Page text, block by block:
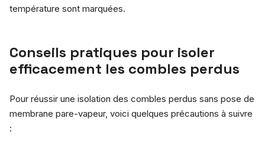
température sont marquées.
Conseils pratiques pour isoler
efficacement les combles perdus
Pour réussir une isolation des combles perdus sans pose de
membrane pare-vapeur, voici quelques précautions à suivre
: